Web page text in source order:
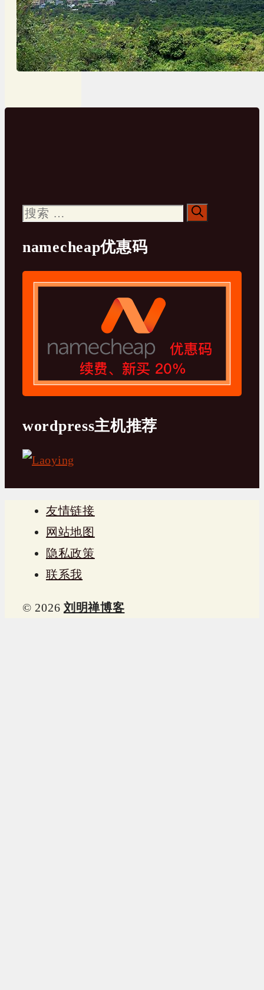
搜
namecheap优惠码
wordpress主机推荐
友情链接
网站地图
隐私政策
联系我
© 2026 刘明禅博客